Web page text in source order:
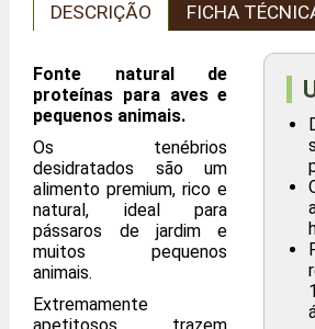
DESCRIÇÃO FICHA
Fonte natural de
proteínas para aves e
pequenos animais.
Os tenébrios
desidratados são um
alimento premium, rico e
natural, ideal para
pássaros de jardim e
muitos pequenos
animais.
Extremamente